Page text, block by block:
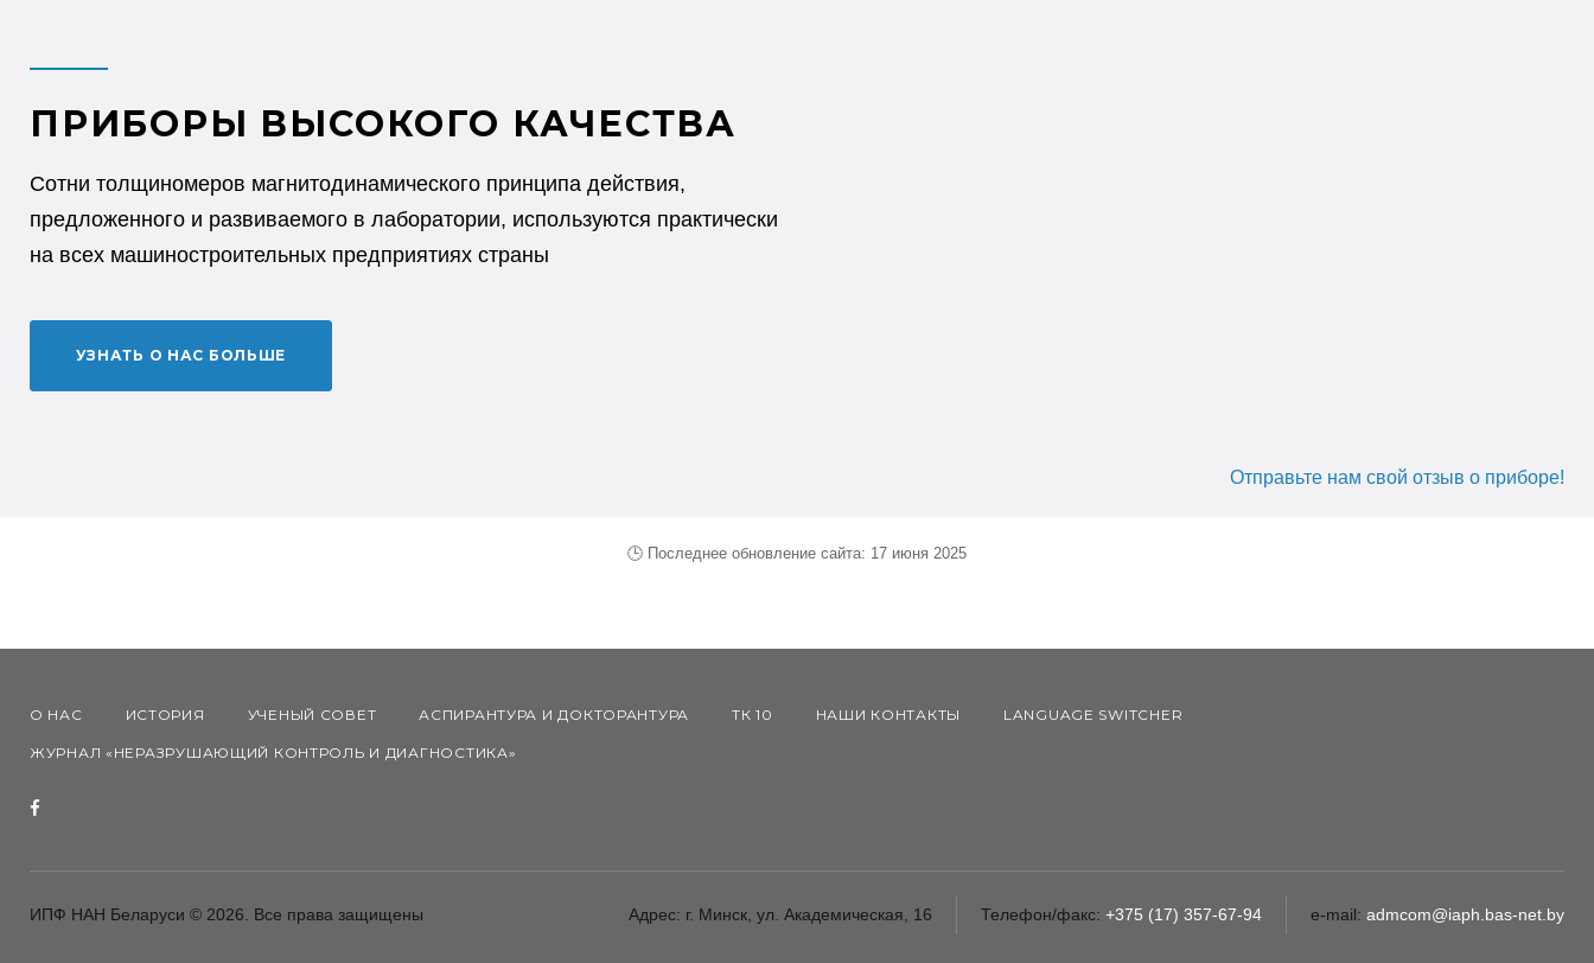
ПРИБОРЫ ВЫСОКОГО КАЧЕСТВА
Сотни толщиномеров магнитодинамического принципа действия,
предложенного и развиваемого в лаборатории, используются практически
на всех машиностроительных предприятиях страны
УЗНАТЬ О НАС БОЛЬШЕ
Отправьте нам свой отзыв о приборе!
🕒 Последнее обновление сайта: 17 июня 2025
О НАС ИСТОРИЯ УЧЕНЫЙ СОВЕТ АСПИРАНТУРА И ДОКТОРАНТУРА ТК 10 НАШИ КОНТАКТЫ LANGUAGE SWITCHER
ЖУРНАЛ «НЕРАЗРУШАЮЩИЙ КОНТРОЛЬ И ДИАГНОСТИКА»
ИПФ НАН Беларуси © 2026. Все права защищены Адрес: г. Минск, ул. Академическая, 16 Телефон/факс: +375 (17) 357-67-94 e-mail: admcom@iaph.bas-net.by
e